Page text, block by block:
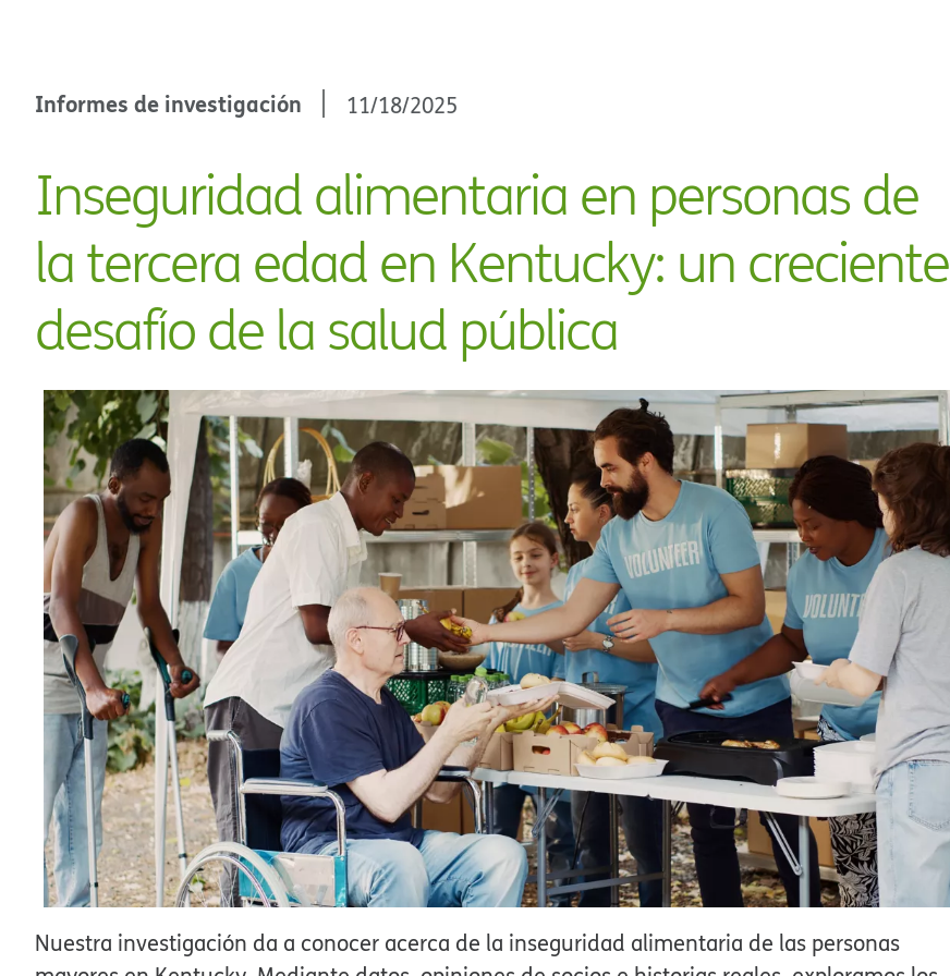
Informes de investigación​​ 11/18/2025​​
Inseguridad alimentaria en personas de
la tercera edad en Kentucky: un creciente
desafío de la salud pública​​
Nuestra investigación da a conocer acerca de la inseguridad alimentaria de las personas